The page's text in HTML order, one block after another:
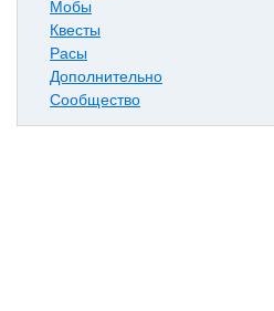
Мобы
Квесты
Расы
Дополнительно
Сообщество